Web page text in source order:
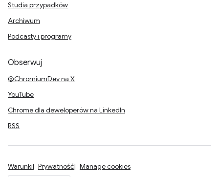
Studia przypadków
Archiwum
Podcasty i programy
Obserwuj
@ChromiumDev na X
YouTube
Chrome dla deweloperów na LinkedIn
RSS
Warunki Prywatność Manage cookies